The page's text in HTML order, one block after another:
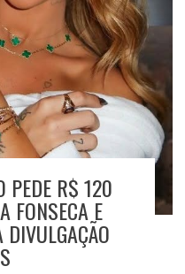
PEDE R$ 120
FONSECA E